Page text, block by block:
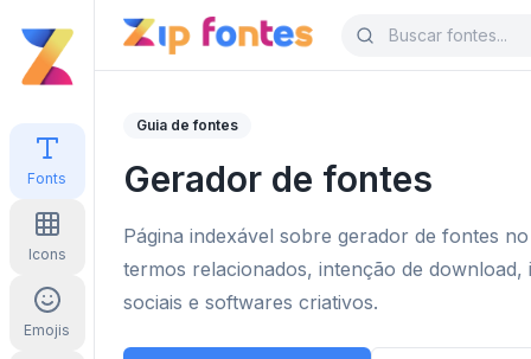
Fonts
Icons
Emojis
Guia de fontes
Gerador de fontes
Página indexável sobre gerador de fontes
termos relacionados, intenção de
sociais e softwares criativos.